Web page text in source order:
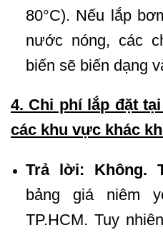
80°C). Nếu lắp
nước nóng, các
biến sẽ biến dạng
4. Chi phí lắp đặt
các khu vực khác
Trả lời: Không.
bảng giá niêm
TP.HCM. Tuy